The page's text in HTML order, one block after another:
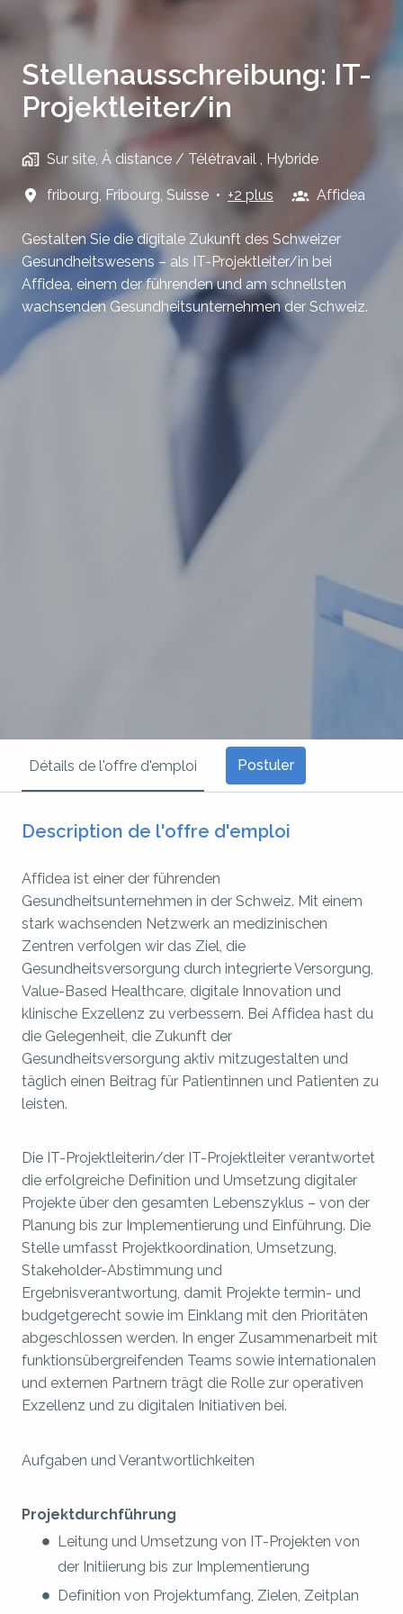
Stellenausschreibung: IT-
Projektleiter/in
Sur site, À distance / Télétravail , Hybride
fribourg, Fribourg, Suisse • +2 plus Affidea
Gestalten Sie die digitale Zukunft des Schweizer
Gesundheitswesens – als IT-Projektleiter/in bei
Affidea, einem der führenden und am schnellsten
wachsenden Gesundheitsunternehmen der Schweiz.
Détails de l'offre d'emploi Postuler
Description de l'offre d'emploi
Affidea ist einer der führenden
Gesundheitsunternehmen in der Schweiz. Mit einem
stark wachsenden Netzwerk an medizinischen
Zentren verfolgen wir das Ziel, die
Gesundheitsversorgung durch integrierte Versorgung,
Value-Based Healthcare, digitale Innovation und
klinische Exzellenz zu verbessern. Bei Affidea hast du
die Gelegenheit, die Zukunft der
Gesundheitsversorgung aktiv mitzugestalten und
täglich einen Beitrag für Patientinnen und Patienten zu
leisten.
Die IT-Projektleiterin/der IT-Projektleiter verantwortet
die erfolgreiche Definition und Umsetzung digitaler
Projekte über den gesamten Lebenszyklus – von der
Planung bis zur Implementierung und Einführung. Die
Stelle umfasst Projektkoordination, Umsetzung,
Stakeholder-Abstimmung und
Ergebnisverantwortung, damit Projekte termin- und
budgetgerecht sowie im Einklang mit den Prioritäten
abgeschlossen werden. In enger Zusammenarbeit mit
funktionsübergreifenden Teams sowie internationalen
und externen Partnern trägt die Rolle zur operativen
Exzellenz und zu digitalen Initiativen bei.
Aufgaben und Verantwortlichkeiten
Projektdurchführung
Leitung und Umsetzung von IT-Projekten von
der Initiierung bis zur Implementierung
Definition von Projektumfang, Zielen, Zeitplan